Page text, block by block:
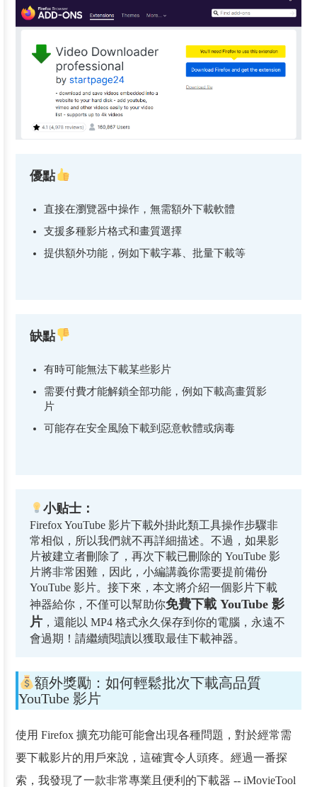
優點
直接在瀏覽器中操作，無需額外下載軟體
支援多種影片格式和畫質選擇
提供額外功能，例如下載字幕、批量下載等
缺點
有時可能無法下載某些影片
需要付費才能解鎖全部功能，例如下載高畫質影
片
可能存在安全風險下載到惡意軟體或病毒
小贴士：
Firefox YouTube 影片下載外掛此類工具操作步驟非
常相似，所以我們就不再詳細描述。不過，如果影
片被建立者刪除了，再次下載已刪除的 YouTube 影
片將非常困難，因此，小編講義你需要提前備份
YouTube 影片。接下來，本文將介紹一個影片下載
神器給你，不僅可以幫助你免費下載 YouTube 影
片 ，還能以 MP4 格式永久保存到你的電腦，永遠不
會過期！請繼續閱讀以獲取最佳下載神器。
額外獎勵：如何輕鬆批次下載高品質
YouTube 影片
使用 Firefox 擴充功能可能會出現各種問題，對於經常需
要下載影片的用戶來說，這確實令人頭疼。經過一番探
索，我發現了一款非常專業且便利的下載器 -- iMovieTool